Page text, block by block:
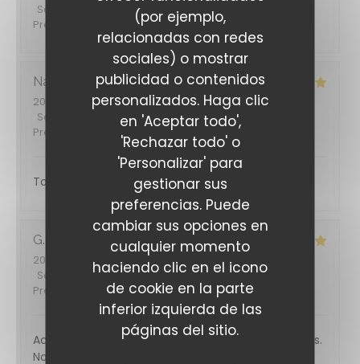
(por ejemplo,
relacionadas con redes
sociales) o mostrar
publicidad o contenidos
personalizados. Haga clic
en 'Aceptar todo',
'Rechazar todo' o
'Personalizar' para
gestionar sus
preferencias. Puede
cambiar sus opciones en
cualquier momento
haciendo clic en el icono
de cookie en la parte
inferior izquierda de las
páginas del sitio.
Servicio
Ambiente /5 Menú
Precio
Nadège
2026-07-11
- 13:00 - Invitados 3
Servicio
Ambiente:5/5 Menú: 5/5
Precio
Toujours un régal, la carte estivale est top. Merci
G
2026-07-19
- 12:30 - Invitados 2
Servicio
/5 Ambiente :5/5 Menú: 5/5 Calidad /
Precio
Accueil chaleureux, plats et mets fins et excellents.
Nous reviendrons, c'est certain 😊